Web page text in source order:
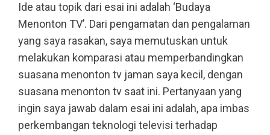
Ide atau topik dari esai ini adalah ‘Budaya
Menonton TV’. Dari pengamatan dan pengalaman
yang saya rasakan, saya memutuskan untuk
melakukan komparasi atau memperbandingkan
suasana menonton tv jaman saya kecil, dengan
suasana menonton tv saat ini. Pertanyaan yang
ingin saya jawab dalam esai ini adalah, apa imbas
perkembangan teknologi televisi terhadap